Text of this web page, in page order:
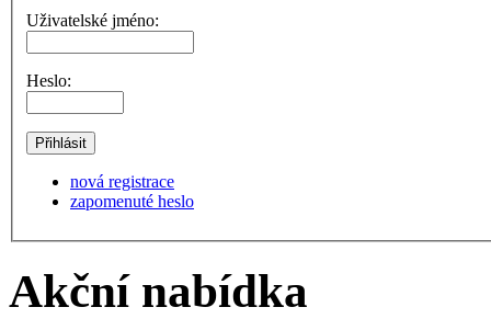
Uživatelské jméno:
Heslo:
nová registrace
zapomenuté heslo
Akční nabídka